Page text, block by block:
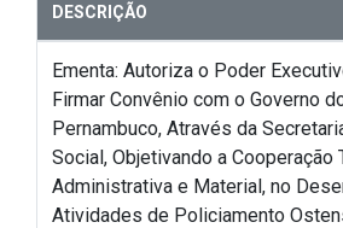
DESCRIÇÃO
Ementa: Autoriza o Poder
Firmar Convênio com o Governo
Pernambuco, Através da
Social, Objetivando a Cooperação
Administrativa e Material, no
Atividades de Policiamento